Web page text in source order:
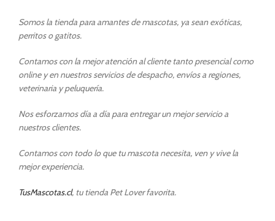
Somos la tienda para amantes de mascotas, ya sean exóticas,
perritos o gatitos.
Contamos con la mejor atención al cliente tanto presencial como
online y en nuestros servicios de despacho, envíos a regiones,
veterinaria y peluquería.
Nos esforzamos día a día para entregar un mejor servicio a
nuestros clientes.
Contamos con todo lo que tu mascota necesita, ven y vive la
mejor experiencia.
TusMascotas.cl, tu tienda Pet Lover favorita.